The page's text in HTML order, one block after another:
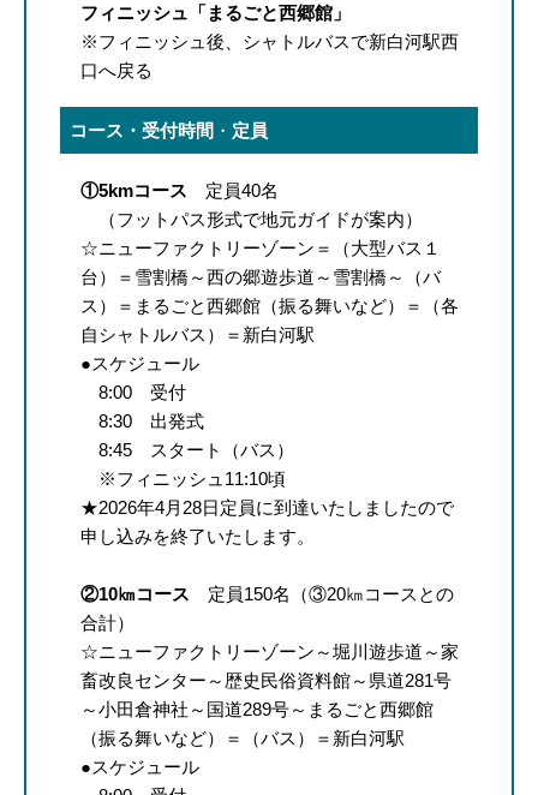
フィニッシュ「まるごと西郷館」
※フィニッシュ後、シャトルバスで新白河駅西
口へ戻る
コース・受付時間 ・ 定員
①5kmコース 定員40名
（フットパス形式で地元ガイドが案内）
☆ニューファクトリーゾーン＝（大型バス１
台）＝雪割橋～西の郷遊歩道～雪割橋～（バ
ス）＝まるごと西郷館（振る舞いなど）＝（各
自シャトルバス）＝新白河駅
●スケジュール
8:00 受付
8:30 出発式
8:45 スタート（バス）
※フィニッシュ11:10頃
★2026年4月28日定員に到達いたしましたので
申し込みを終了いたします。
②10㎞コース 定員150名（③20㎞コースとの
合計）
☆ニューファクトリーゾーン～堀川遊歩道～家
畜改良センター～歴史民俗資料館～県道281号
～小田倉神社～国道289号～まるごと西郷館
（振る舞いなど）＝（バス）＝新白河駅
●スケジュール